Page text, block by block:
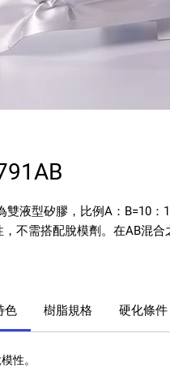
雙液型矽膠，比例A ： B=10 ： 1
，不需搭配脫模劑。在AB混合
色 樹脂規格 硬化條件
性。